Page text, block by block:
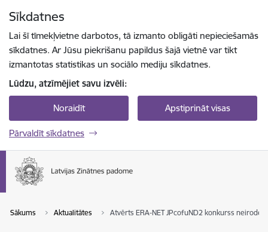
Sīkdatnes
Lai šī tīmekļvietne darbotos, tā izmanto obligāti nepieciešamās
sīkdatnes. Ar Jūsu piekrišanu papildus šajā vietnē var tikt
izmantotas statistikas un sociālo mediju sīkdatnes.
Lūdzu, atzīmējiet savu izvēli:
Noraidīt Apstiprināt visas
Pārvaldīt sīkdatnes
Sākums Aktualitātes Atvērts ERA-NET JPcofuND2 konkurss